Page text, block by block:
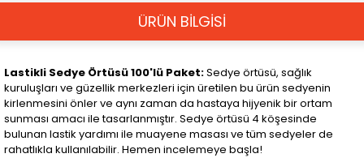
ÜRÜN BİLGİSİ
Lastikli Sedye Örtüsü 100'lü Paket:Sedye örtüsü, sağlık
kuruluşları ve güzellik merkezleri için üretilen bu ürün sedyenin
kirlenmesini önler ve aynı zaman da hastaya hijyenik bir ortam
sunması amacı ile tasarlanmıştır. Sedye örtüsü 4 köşesinde
bulunan lastik yardımı ile muayene masası ve tüm sedyeler de
rahatlıkla kullanılabilir. Hemen incelemeye başla!